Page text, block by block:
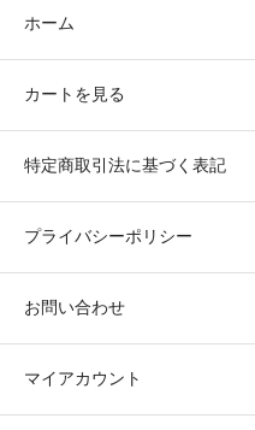
ホーム
カートを見る
特定商取引法に基づく表記
プライバシーポリシー
お問い合わせ
マイアカウント